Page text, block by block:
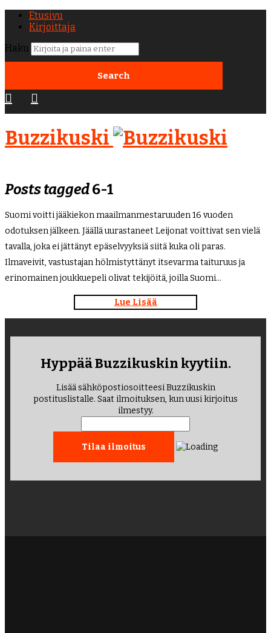
Etusivu
Kirjoittaja
Haku
Buzzikuski
Posts tagged6-1
Suomi voitti jääkiekon maailmanmestaruuden 16 vuoden
odotuksen jälkeen. Jäällä uurastaneet Leijonat voittivat sen vielä
tavalla, joka ei jättänyt epäselvyyksiä siitä kuka oli paras.
Ilmaveivit, vastustajan hölmistyttänyt itsevarma taituruus ja
erinomainen joukkuepeli olivat tekijöitä, joilla Suomi…
Lue Lisää
Hyppää Buzzikuskin kyytiin.
Lisää sähköpostiosoitteesi Buzzikuskin
postituslistalle. Saat ilmoituksen, kun uusi kirjoitus
ilmestyy.